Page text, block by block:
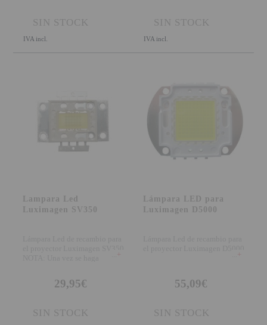
SIN STOCK
IVA incl.
SIN STOCK
IVA incl.
Lampara Led
Luximagen SV350
+
29,95€
SIN STOCK
Lámpara LED para
Luximagen D5000
+
55,09€
SIN STOCK